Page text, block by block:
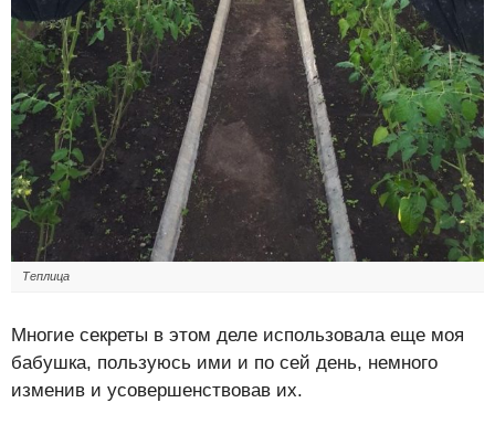
Теплица
Многие секреты в этом деле использовала еще моя
бабушка, пользуюсь ими и по сей день, немного
изменив и усовершенствовав их.